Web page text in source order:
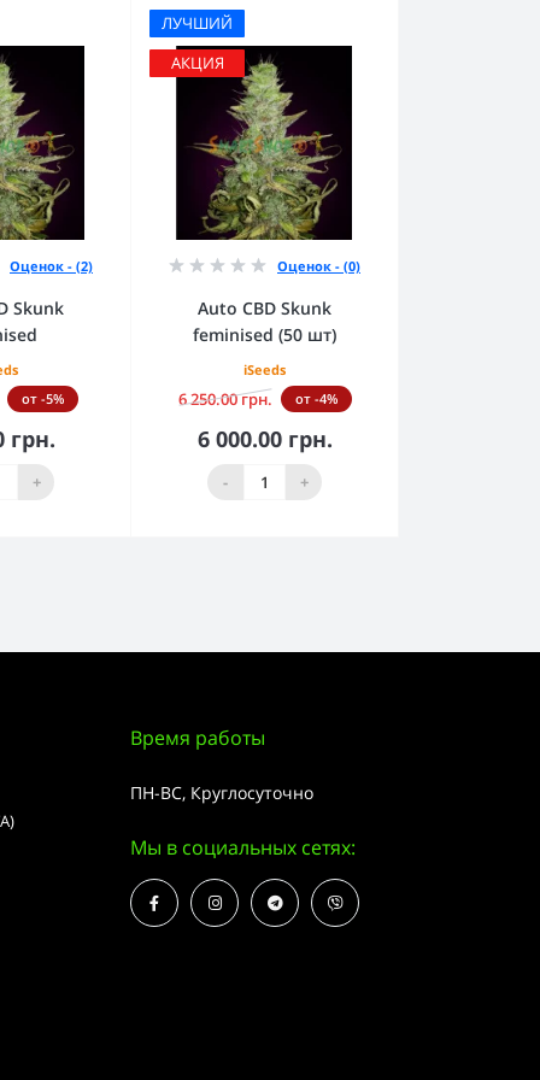
Оценок - (2)
Skunk
от -5%
грн.
+
ЛУЧШИЙ
АКЦИЯ
Оценок - (0)
Auto CBD Skunk
feminised (50 шт)
iSeeds
6 250.00 грн. от -4%
6 000.00 грн.
- +
В корзину
Время работы
ПН-ВС, Круглосуточно
Мы в социальных сетях: